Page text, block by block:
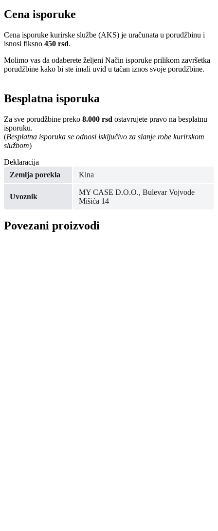
Cena isporuke
Cena isporuke kurirske službe (AKS) je uračunata u porudžbinu i
isnosi fiksno 450 rsd.
Molimo vas da odaberete željeni Način isporuke prilikom završetka
porudžbine kako bi ste imali uvid u tačan iznos svoje porudžbine.
Besplatna isporuka
Za sve porudžbine preko 8.000 rsd ostavrujete pravo na besplatnu
isporuku.
(Besplatna isporuka se odnosi isključivo za slanje robe kurirskom
službom)
Deklaracija
Zemlja porekla
Kina
Uvoznik
MY CASE D.O.O., Bulevar Vojvode
Mišića 14
Povezani proizvodi